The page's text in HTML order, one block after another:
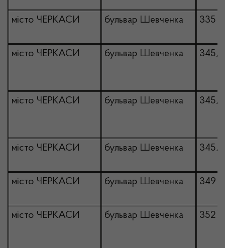
місто ЧЕРКАСИ бульвар Шевченка 335
місто ЧЕРКАСИ бульвар Шевченка 345/
місто ЧЕРКАСИ бульвар Шевченка 345/
місто ЧЕРКАСИ бульвар Шевченка 345/
місто ЧЕРКАСИ бульвар Шевченка 349
місто ЧЕРКАСИ бульвар Шевченка 352